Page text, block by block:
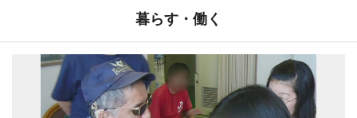
暮らす・働く